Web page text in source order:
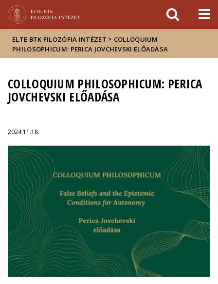
sajtóban
ELTE BTK FILOZÓFIA INTÉZET > COLLOQUIUM
PHILOSOPHICUM: PERICA JOVCHEVSKI ELŐADÁSA
COLLOQUIUM PHILOSOPHICUM: PERICA
JOVCHEVSKI ELŐADÁSA
2024.11.18.